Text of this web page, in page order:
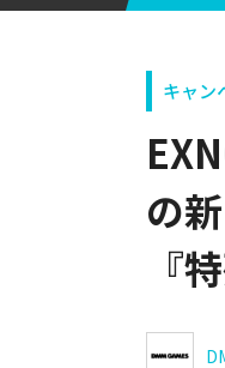
キャン
の
『